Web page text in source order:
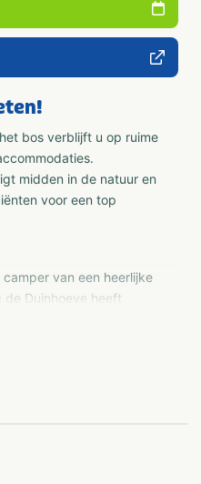
bos verblijft u op ruime
midden in de natuur en
voor een top
van een heerlijke
Duinhoeve heeft
rest van de camping van
zich op de mooiste
voorzien. U heeft de